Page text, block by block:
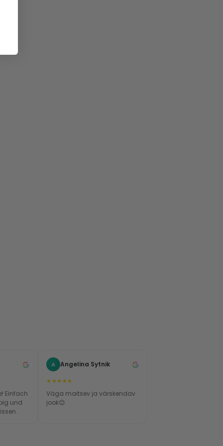
Einfach
und
A Angelina Sytnik
★★★★★
Väga maitsev ja värskendav
jook😊